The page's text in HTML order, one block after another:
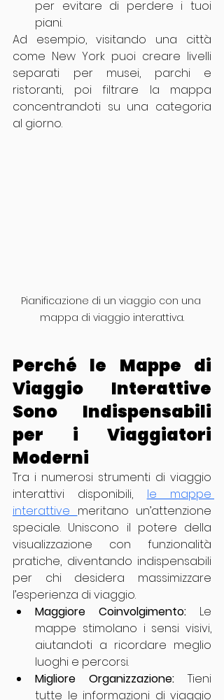
per evitare di perdere i tuoi
piani.
Ad esempio, visitando una città
come New York puoi creare livelli
separati per musei, parchi e
ristoranti, poi filtrare la mappa
concentrandoti su una categoria
al giorno.
Pianificazione di un viaggio con una
mappa di viaggio interattiva.
Perché le Mappe di
Viaggio Interattive
Sono Indispensabili
per i Viaggiatori
Moderni
Tra i numerosi strumenti di viaggio
interattivi disponibili, le mappe
interattive meritano un’attenzione
speciale. Uniscono il potere della
visualizzazione con funzionalità
pratiche, diventando indispensabili
per chi desidera massimizzare
l’esperienza di viaggio.
Maggiore Coinvolgimento: Le
mappe stimolano i sensi visivi,
aiutandoti a ricordare meglio
luoghi e percorsi.
Migliore Organizzazione: Tieni
tutte le informazioni di viaggio